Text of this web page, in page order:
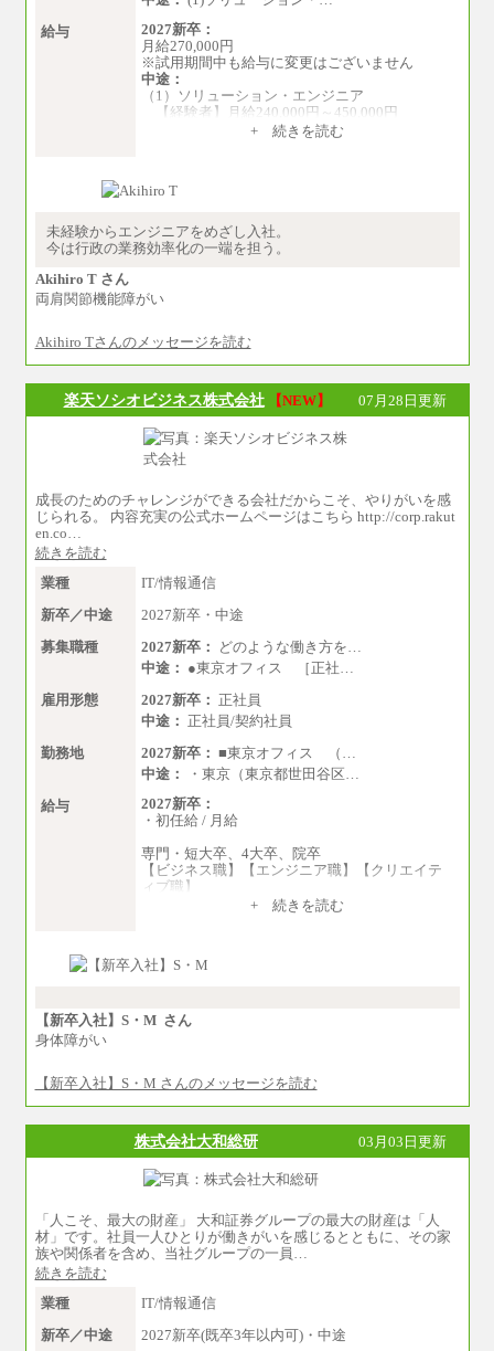
給与
2027新卒：
月給270,000円
※試用期間中も給与に変更はございません
中途：
（1）ソリューション・エンジニア
【経験者】月給240,000円～450,000円
※地域や業務内容によって変動がありま
す
（2）一般事務
月給210,000円～350,000円
※地域や業務内容によって変動があります
（3）庶務/軽作業
月給220,000円～250,000円
※試用期間中も給与に変更はございません
+ 続きを読む
未経験からエンジニアをめざし入社。
今は行政の業務効率化の一端を担う。
Akihiro T さん
両肩関節機能障がい
Akihiro Tさんのメッセージを読む
楽天ソシオビジネス株式会社 【NEW】 07月28日更新
成長のためのチャレンジができる会社だからこそ、やりがいを感
じられる。 内容充実の公式ホームページはこちら http://corp.rakut
en.co…
続きを読む
業種
IT/情報通信
新卒／中途
2027新卒・中途
募集職種
2027新卒：
どのような働き方を…
中途： ●東京オフィス ［正社…
雇用形態
2027新卒： 正社員
中途： 正社員/契約社員
勤務地
2027新卒： ■東京オフィス （…
中途：
・東京（東京都世田谷区…
給与
2027新卒：
・初任給 / 月給
専門・短大卒、4大卒、院卒
【ビジネス職】【エンジニア職】【クリエイテ
ィブ職】
①月給：270,000円～320,000円
⑤⑥月給：225,000円～300,000円
※試用期間中も給与に変更はございません。
+ 続きを読む
【新卒入社】S・M さん
身体障がい
【新卒入社】S・M さんのメッセージを読む
株式会社大和総研 03月03日更新
「人こそ、最大の財産」 大和証券グループの最大の財産は「人
材」です。社員一人ひとりが働きがいを感じるとともに、その家
族や関係者を含め、当社グループの一員…
続きを読む
業種
IT/情報通信
新卒／中途
2027新卒(既卒3年以内可)・中途